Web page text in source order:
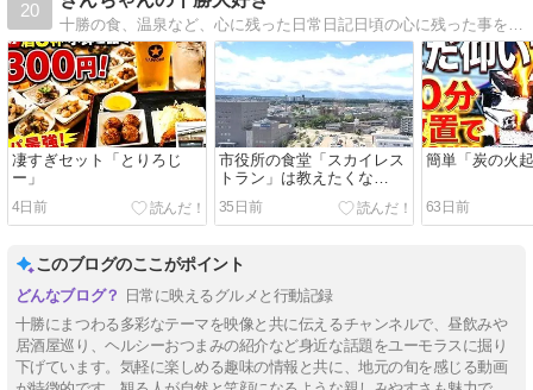
20
十勝の食、温泉など、心に残った日常日記日頃の心に残った事を雄大な十勝からお送りします
凄すぎセット「とりろじ
ー」
4日前
市役所の食堂「スカイレス
トラン」は教えたくな
い・・・
35日前
簡単「炭の火
63日前
このブログのここがポイント
日常に映えるグルメと行動記録
十勝にまつわる多彩なテーマを映像と共に伝えるチャンネルで、昼飲みや
居酒屋巡り、ヘルシーおつまみの紹介など身近な話題をユーモラスに掘り
下げています。気軽に楽しめる趣味の情報と共に、地元の旬を感じる動画